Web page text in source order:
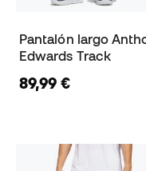
Pantalón largo
Edwards Track
89,99 €